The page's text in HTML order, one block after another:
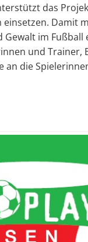
das
einsetzen.
im
und
an die